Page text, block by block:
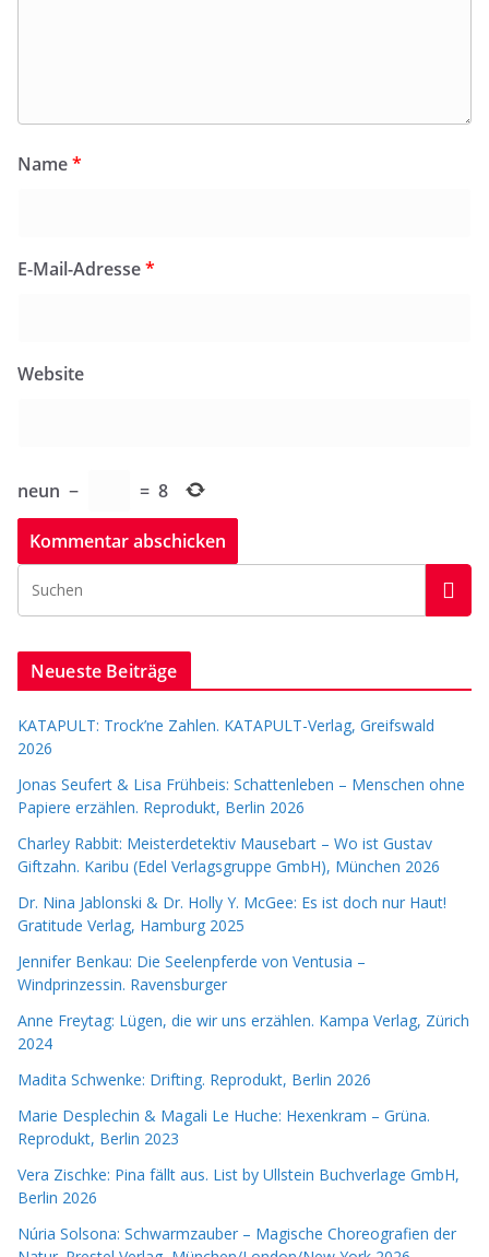
Name*
E-Mail-Adresse*
Website
neun − = 8
Neueste Beiträge
KATAPULT: Trock’ne Zahlen. KATAPULT-Verlag, Greifswald
2026
Jonas Seufert & Lisa Frühbeis: Schattenleben – Menschen ohne
Papiere erzählen. Reprodukt, Berlin 2026
Charley Rabbit: Meisterdetektiv Mausebart – Wo ist Gustav
Giftzahn. Karibu (Edel Verlagsgruppe GmbH), München 2026
Dr. Nina Jablonski & Dr. Holly Y. McGee: Es ist doch nur Haut!
Gratitude Verlag, Hamburg 2025
Jennifer Benkau: Die Seelenpferde von Ventusia –
Windprinzessin. Ravensburger
Anne Freytag: Lügen, die wir uns erzählen. Kampa Verlag, Zürich
2024
Madita Schwenke: Drifting. Reprodukt, Berlin 2026
Marie Desplechin & Magali Le Huche: Hexenkram – Grüna.
Reprodukt, Berlin 2023
Vera Zischke: Pina fällt aus. List by Ullstein Buchverlage GmbH,
Berlin 2026
Núria Solsona: Schwarmzauber – Magische Choreografien der